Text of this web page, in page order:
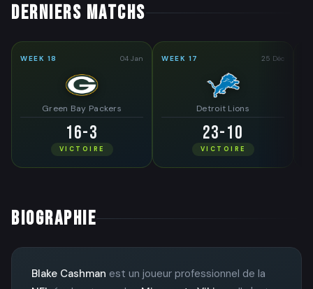
DERNIERS MATCHS
WEEK 18 04 Jan
Green Bay Packers
16-3
VICTOIRE
WEEK 17 25 Déc
Detroit Lions
23-10
VICTOIRE
BIOGRAPHIE
Blake Cashman est un joueur professionnel de la